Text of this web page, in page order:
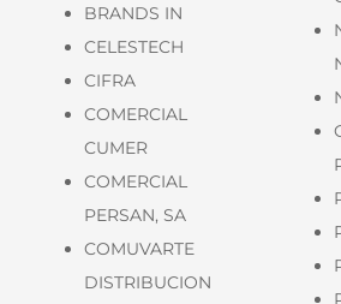
BRANDS IN
CELESTECH
CIFRA
COMERCIAL
CUMER
COMERCIAL
PERSAN, SA
COMUVARTE
DISTRIBUCION